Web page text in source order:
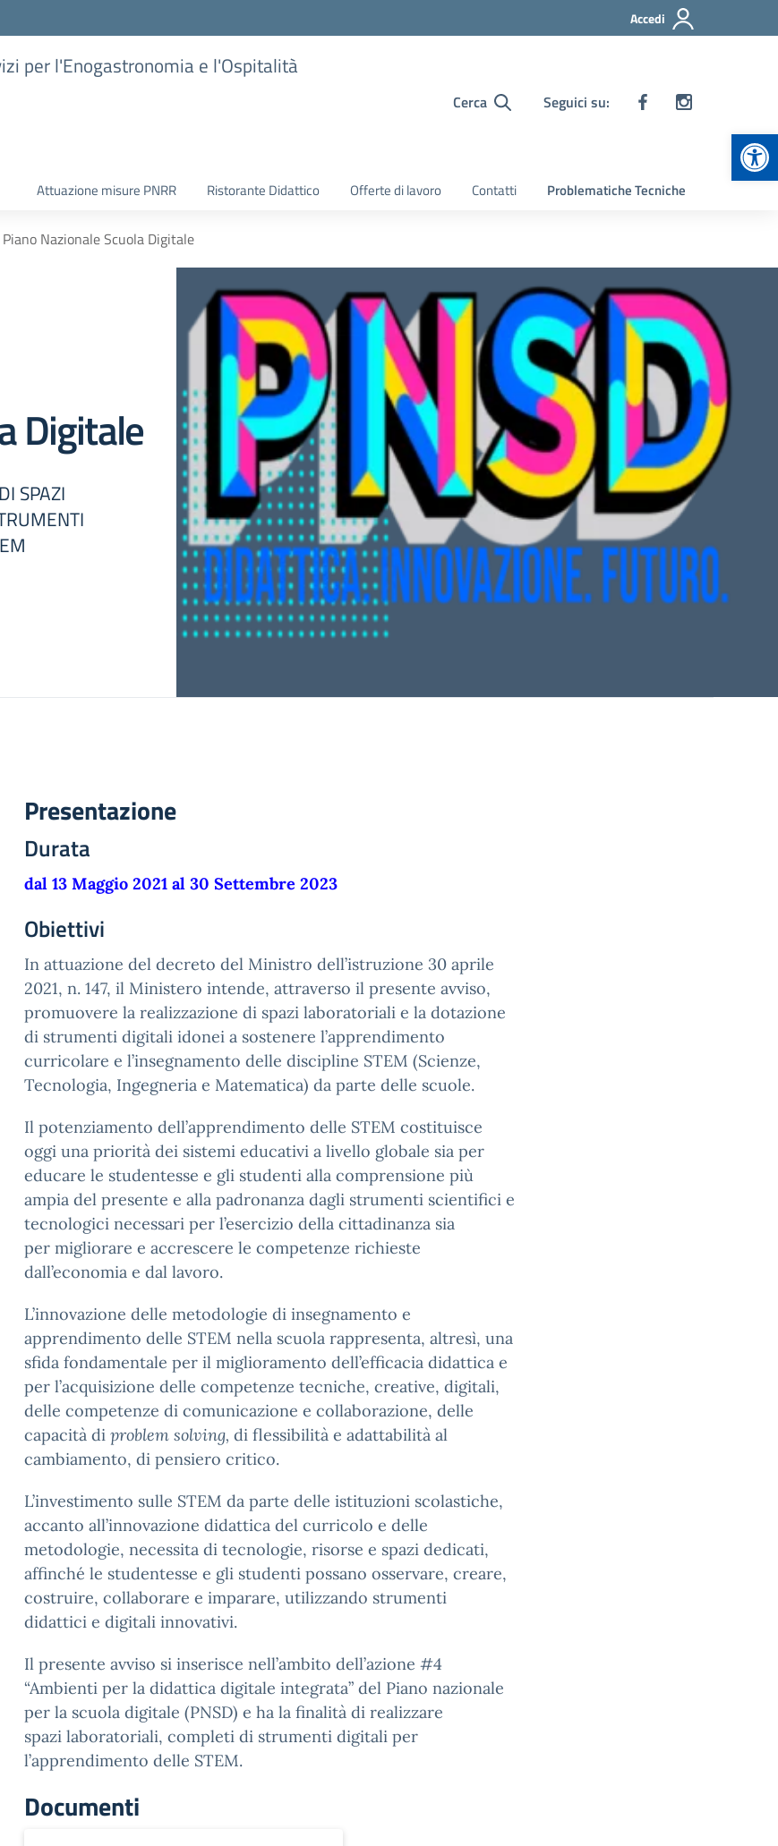
Accedi
per l'Enogastronomia e l'Ospitalità
Cerca Seguici su:
Attuazione misure PNRR Ristorante Didattico Offerte di lavoro Contatti Problematiche Tecniche
Piano Nazionale Scuola Digitale
Digitale
SPAZI
Presentazione
Durata
dal 13 Maggio 2021 al 30 Settembre 2023
Obiettivi
In attuazione del decreto del Ministro dell’istruzione 30 aprile
2021, n. 147, il Ministero intende, attraverso il presente avviso,
promuovere la realizzazione di spazi laboratoriali e la dotazione
di strumenti digitali idonei a sostenere l’apprendimento
curricolare e l’insegnamento delle discipline STEM (Scienze,
Tecnologia, Ingegneria e Matematica) da parte delle scuole.
Il potenziamento dell’apprendimento delle STEM costituisce
oggi una priorità dei sistemi educativi a livello globale sia per
educare le studentesse e gli studenti alla comprensione più
ampia del presente e alla padronanza dagli strumenti scientifici e
tecnologici necessari per l’esercizio della cittadinanza sia
per migliorare e accrescere le competenze richieste
dall’economia e dal lavoro.
L’innovazione delle metodologie di insegnamento e
apprendimento delle STEM nella scuola rappresenta, altresì, una
sfida fondamentale per il miglioramento dell’efficacia didattica e
per l’acquisizione delle competenze tecniche, creative, digitali,
delle competenze di comunicazione e collaborazione, delle
capacità di problem solving, di flessibilità e adattabilità al
cambiamento, di pensiero critico.
L’investimento sulle STEM da parte delle istituzioni scolastiche,
accanto all’innovazione didattica del curricolo e delle
metodologie, necessita di tecnologie, risorse e spazi dedicati,
affinché le studentesse e gli studenti possano osservare, creare,
costruire, collaborare e imparare, utilizzando strumenti
didattici e digitali innovativi.
Il presente avviso si inserisce nell’ambito dell’azione #4
“Ambienti per la didattica digitale integrata” del Piano nazionale
per la scuola digitale (PNSD) e ha la finalità di realizzare
spazi laboratoriali, completi di strumenti digitali per
l’apprendimento delle STEM.
Documenti